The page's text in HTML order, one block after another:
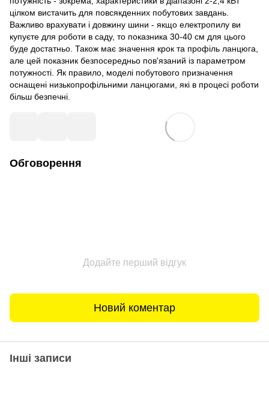
цілком вистачить для повсякденних побутових завдань.
Важливо врахувати і довжину шини - якщо електропилу ви
купуєте для роботи в саду, то показника 30-40 см для цього
буде достатньо. Також має значення крок та профіль ланцюга,
але цей показник безпосередньо пов'язаний із параметром
потужності. Як правило, моделі побутового призначення
оснащені низькопрофільними ланцюгами, які в процесі роботи
більш безпечні.
Обговорення
Додайте перший відгук
Новий коментар
Інші записи